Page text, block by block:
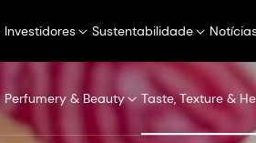
Investidores Sustentabilidade
Perfumery & Beauty Taste, Texture &